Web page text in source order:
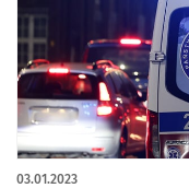
03.01.2023